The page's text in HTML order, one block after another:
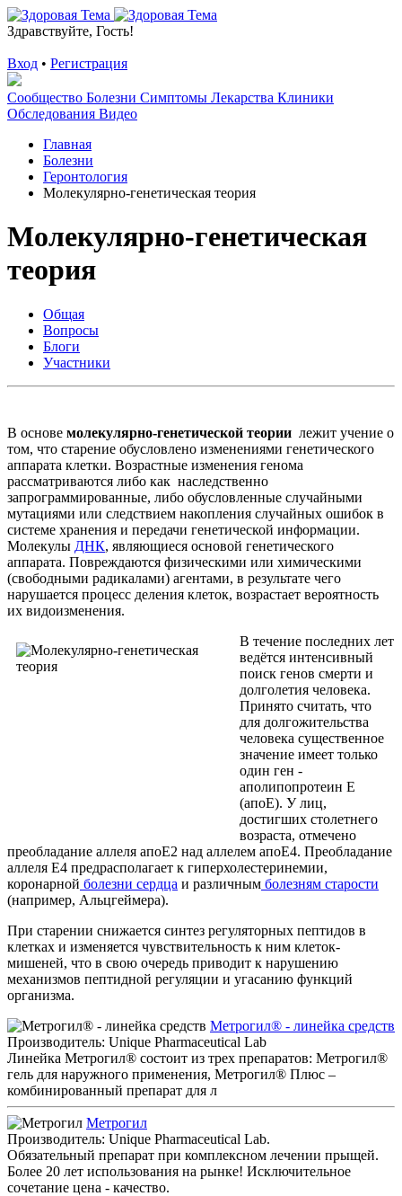
Здравствуйте, Гость!
Вход • Регистрация
Сообщество Болезни Симптомы Лекарства Клиники
Обследования Видео
Главная
Болезни
Геронтология
Молекулярно-генетическая теория
Молекулярно-генетическая
теория
Общая
Вопросы
Блоги
Участники
В основе молекулярно-генетической теории лежит учение о
том, что старение обусловлено изменениями генетического
аппарата клетки. Возрастные изменения генома
рассматриваются либо как наследственно
запрограммированные, либо обусловленные случайными
мутациями или следствием накопления случайных ошибок в
системе хранения и передачи генетической информации.
Молекулы ДНК, являющиеся основой генетического
аппарата. Повреждаются физическими или химическими
(свободными радикалами) агентами, в результате чего
нарушается процесс деления клеток, возрастает вероятность
их видоизменения.
В течение последних лет
ведётся интенсивный
поиск генов смерти и
долголетия человека.
Принято считать, что
для долгожительства
человека существенное
значение имеет только
один ген -
аполипопротеин Е
(апоЕ). У лиц,
достигших столетнего
возраста, отмечено
преобладание аллеля апоЕ2 над аллелем апоЕ4. Преобладание
аллеля Е4 предрасполагает к гиперхолестеринемии,
коронарной болезни сердца и различным болезням старости
(например, Альцгеймера).
При старении снижается синтез регуляторных пептидов в
клетках и изменяется чувствительность к ним клеток-
мишеней, что в свою очередь приводит к нарушению
механизмов пептидной регуляции и угасанию функций
организма.
Метрогил® - линейка средств
Производитель: Unique Pharmaceutical Lab
Линейка Метрогил® состоит из трех препаратов: Метрогил®
гель для наружного применения, Метрогил® Плюс –
комбинированный препарат для л
Метрогил
Производитель: Unique Pharmaceutical Lab.
Обязательный препарат при комплексном лечении прыщей.
Более 20 лет использования на рынке! Исключительное
сочетание цена - качество.